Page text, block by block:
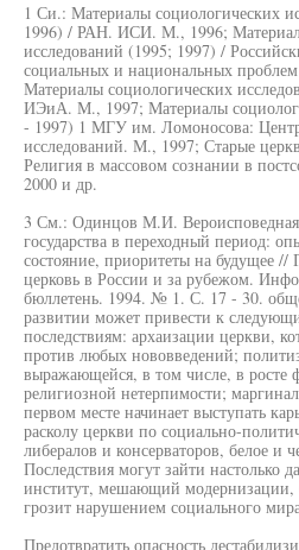
1 Си.: Материалы социологических
1996) / РАН. ИСИ. М., 1996;
исследований (1995; 1997) /
социальных и национальных
Материалы социологических
ИЭиА. М., 1997; Материалы
- 1997) 1 МГУ им. Ломоносова:
исследований. М., 1997; Старые
Религия в массовом сознании в
2000 и др.
3 См.: Одинцов М.И. Вероисповедная
государства в переходный период:
состояние, приоритеты на будущее //
церковь в России и за рубежом.
бюллетень. 1994. № 1. С. 17 - 30.
развитии может привести к
последствиям: архаизации церкви,
против любых нововведений;
выражающейся, в том числе, в росте
религиозной нетерпимости;
первом месте начинает выступать
расколу церкви по социально-
либералов и консерваторов, белое и
Последствия могут зайти настолько
институт, мешающий модернизации,
грозит нарушением социального
Предотвратить опасность